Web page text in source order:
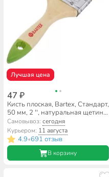
Лучшая цена
47 ₽
Кисть плоская, Bartex, Стандарт,
50 мм, 2 '', натуральная щетина,
рукоятка дерево, 1117120
Самовывоз:сегодня
Курьером: 11 августа
4.9•691 отзыв
В корзину